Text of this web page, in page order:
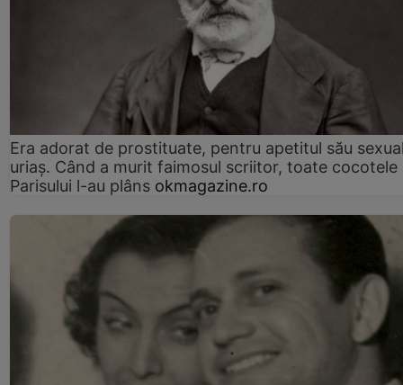
Era adorat de prostituate, pentru apetitul său
uriaș. Când a murit faimosul scriitor, toate cocotele
Parisului l-au plâns okmagazine.ro